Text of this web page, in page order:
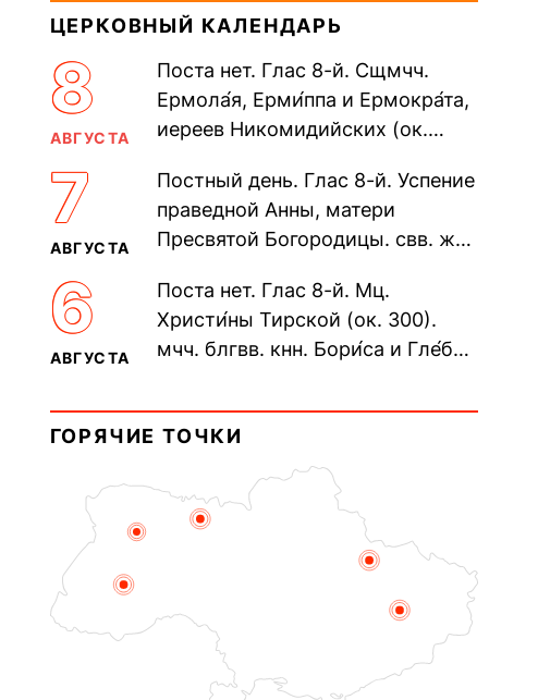
ЦЕРКОВНЫЙ КАЛЕНДАРЬ
8
АВГУСТА
Поста нет. Глас 8-й. Сщмчч.
Ермола́я, Ерми́ппа и Ермокра́та,
иереев Никомидийских (ок.
Печерского, в Ближних
пещерах...
7
АВГУСТА
Постный день. Глас 8-й. Успение
праведной Анны, матери
Пресвятой Богородицы. свв. жен
прп. Евпракси́и девы,...
6
АВГУСТА
Поста нет. Глас 8-й. Мц.
Христи́ны Тирской (ок. 300).
мчч. блгвв. кнн. Бори́са и Гле́ба,
Дави́да (1015). Прп....
ГОРЯЧИЕ ТОЧКИ